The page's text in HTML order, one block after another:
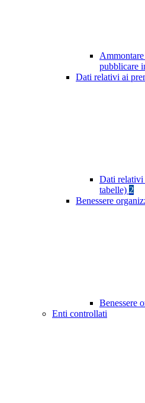
pubblicare
Dati relativi ai
Dati relativi
tabelle) 2
Benessere
Benessere
Enti controllati